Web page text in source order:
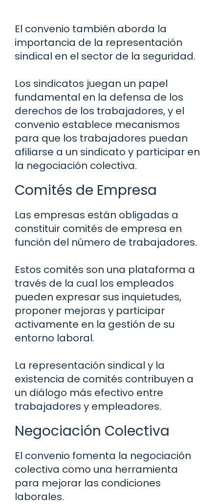
El convenio también aborda la
importancia de la representación
sindical en el sector de la seguridad.
Los sindicatos juegan un papel
fundamental en la defensa de los
derechos de los trabajadores, y el
convenio establece mecanismos
para que los trabajadores puedan
afiliarse a un sindicato y participar en
la negociación colectiva.
Comités de Empresa
Las empresas están obligadas a
constituir comités de empresa en
función del número de trabajadores.
Estos comités son una plataforma a
través de la cual los empleados
pueden expresar sus inquietudes,
proponer mejoras y participar
activamente en la gestión de su
entorno laboral.
La representación sindical y la
existencia de comités contribuyen a
un diálogo más efectivo entre
trabajadores y empleadores.
Negociación Colectiva
El convenio fomenta la negociación
colectiva como una herramienta
para mejorar las condiciones
laborales.